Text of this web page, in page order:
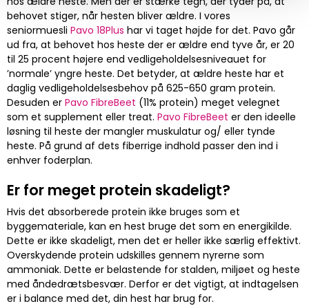
behovet stiger, når hesten bliver ældre. I vores
seniormuesli Pavo 18Plus har vi taget højde for det. Pavo går
ud fra, at behovet hos heste der er ældre end tyve år, er 20
til 25 procent højere end vedligeholdelsesniveauet for
’normale’ yngre heste. Det betyder, at ældre heste har et
daglig vedligeholdelsesbehov på 625-650 gram protein.
Desuden er Pavo FibreBeet (11% protein) meget velegnet
som et supplement eller treat. Pavo FibreBeet er den ideelle
løsning til heste der mangler muskulatur og/ eller tynde
heste. På grund af dets fiberrige indhold passer den ind i
enhver foderplan.
Er for meget protein skadeligt?
Hvis det absorberede protein ikke bruges som et
byggemateriale, kan en hest bruge det som en energikilde.
Dette er ikke skadeligt, men det er heller ikke særlig effektivt.
Overskydende protein udskilles gennem nyrerne som
ammoniak. Dette er belastende for stalden, miljøet og heste
med åndedrætsbesvær. Derfor er det vigtigt, at indtagelsen
er i balance med det, din hest har brug for.